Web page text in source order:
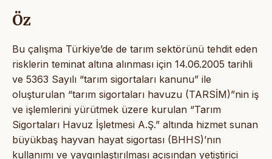
Öz
Bu çalışma Türkiye’de de tarım sektörünü tehdit eden
risklerin teminat altına alınması için 14.06.2005 tarihli
ve 5363 Sayılı “tarım sigortaları kanunu” ile
oluşturulan “tarım sigortaları havuzu (TARSİM)”nin iş
ve işlemlerini yürütmek üzere kurulan “Tarım
Sigortaları Havuz İşletmesi A.Ş.” altında hizmet sunan
büyükbaş hayvan hayat sigortası (BHHS)’nın
kullanımı ve yaygınlaştırılması açısından yetiştirici